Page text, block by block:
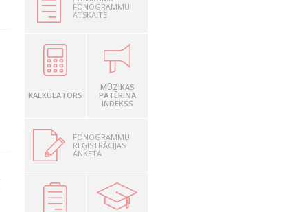
FONOGRAMMU
ATSKAITE
KALKULATORS
MŪZIKAS
PATĒRIŅA
INDEKSS
FONOGRAMMU
REĢISTRĀCIJAS
ANKETA